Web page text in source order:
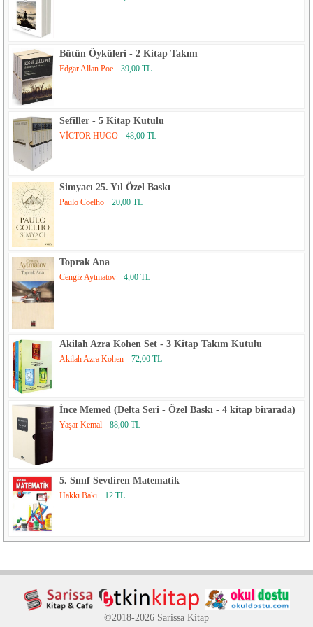
Bütün Öyküleri - 2 Kitap Takım
Edgar Allan Poe 39,00 TL
Sefiller - 5 Kitap Kutulu
VİCTOR HUGO 48,00 TL
Simyacı 25. Yıl Özel Baskı
Paulo Coelho 20,00 TL
Toprak Ana
Cengiz Aytmatov 4,00 TL
Akilah Azra Kohen Set - 3 Kitap Takım Kutulu
Akilah Azra Kohen 72,00 TL
İnce Memed (Delta Seri - Özel Baskı - 4 kitap birarada)
Yaşar Kemal 88,00 TL
5. Sınıf Sevdiren Matematik
Hakkı Baki 12 TL
©2018-2026 Sarissa Kitap